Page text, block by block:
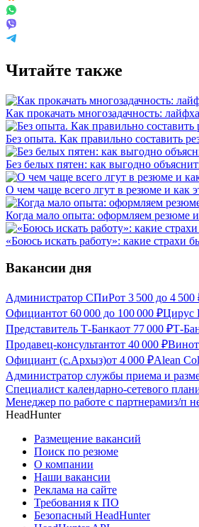
Читайте также
Как прокачать многозадачность:
Без опыта. Как правильно составить
Без белых пятен: как выгодно
О чем чаще всего лгут в резюме и как
Когда мало опыта: оформляем резюме
«Боюсь искать работу»: какие страхи
Вакансии дня
Администратор СПиРот 3 500 до 4 500
Официантот 60 000 до 100 000 ₽Цирус
Представитель Т-Банкаот 77 000 ₽Т-
Продавец-консультантот 40 000 ₽
Официант (с.Архыз)от 4 000 ₽Alean
Администратор службы приема и
Специалист календарно-сетевого
Менеджер по работе с партнерамиз/п
HeadHunter
Размещение вакансий
Поиск по резюме
О компании
Наши вакансии
Реклама на сайте
Требования к ПО
Безопасный HeadHunter